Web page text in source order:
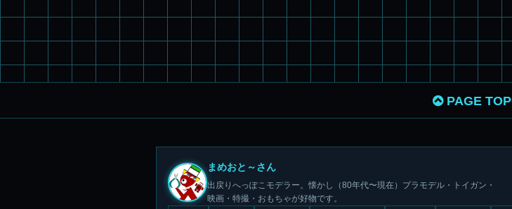
PAGE TOP
まめおと～さん
出戻りへっぽこモデラー。懐かし（80年代〜現在）プラモデル・トイガン・
映画・特撮・おもちゃが好物です。